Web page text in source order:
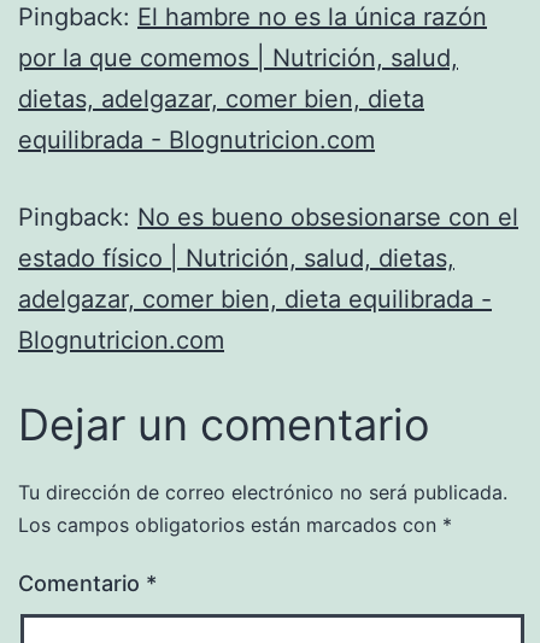
Pingback: El hambre no es la única razón
por la que comemos | Nutrición, salud,
dietas, adelgazar, comer bien, dieta
equilibrada - Blognutricion.com
Pingback: No es bueno obsesionarse con el
estado físico | Nutrición, salud, dietas,
adelgazar, comer bien, dieta equilibrada -
Blognutricion.com
Dejar un comentario
Tu dirección de correo electrónico no será publicada.
Los campos obligatorios están marcados con *
Comentario *